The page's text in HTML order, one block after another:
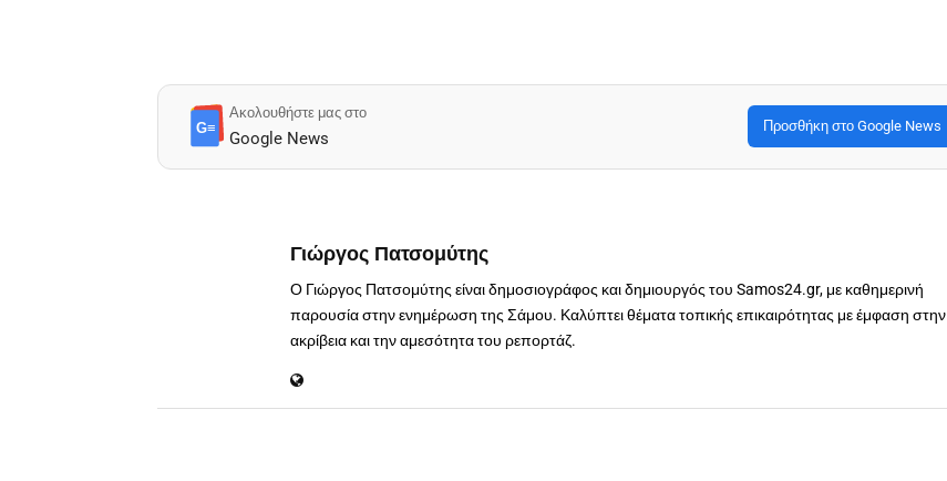
G≡
Ακολουθήστε μας στο
Google News
Προσθήκη στο Google News
Γιώργος Πατσομύτης
Ο Γιώργος Πατσομύτης είναι δημοσιογράφος και δημιουργός του Samos24.gr, με καθημερινή
παρουσία στην ενημέρωση της Σάμου. Καλύπτει θέματα τοπικής επικαιρότητας με έμφαση στην
ακρίβεια και την αμεσότητα του ρεπορτάζ.